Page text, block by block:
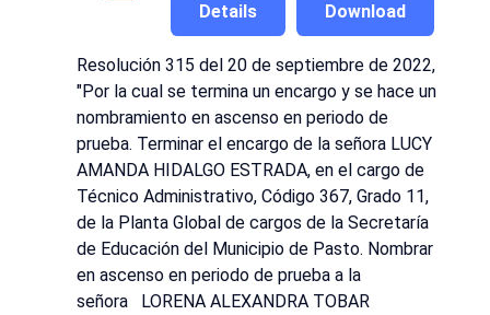
Download
Details
Resolución 315 del 20 de septiembre de 2022,
"Por la cual se termina un encargo y se hace un
nombramiento en ascenso en periodo de
prueba. Terminar el encargo de la señora LUCY
AMANDA HIDALGO ESTRADA, en el cargo de
Técnico Administrativo, Código 367, Grado 11,
de la Planta Global de cargos de la Secretaría
de Educación del Municipio de Pasto. Nombrar
en ascenso en periodo de prueba a la
señora LORENA ALEXANDRA TOBAR